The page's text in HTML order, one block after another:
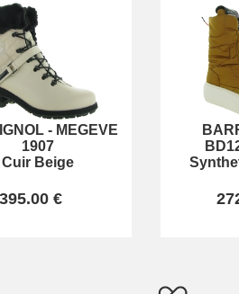
- MEGEVE
1907
Cuir Beige
395.00 €